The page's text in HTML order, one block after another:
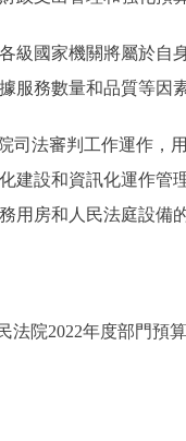
國家機關將屬於自身
服務數量和品質等因
法審判工作運作，用
建設和資訊化運作管
用房和人民法庭設備
法院2022年度部門預